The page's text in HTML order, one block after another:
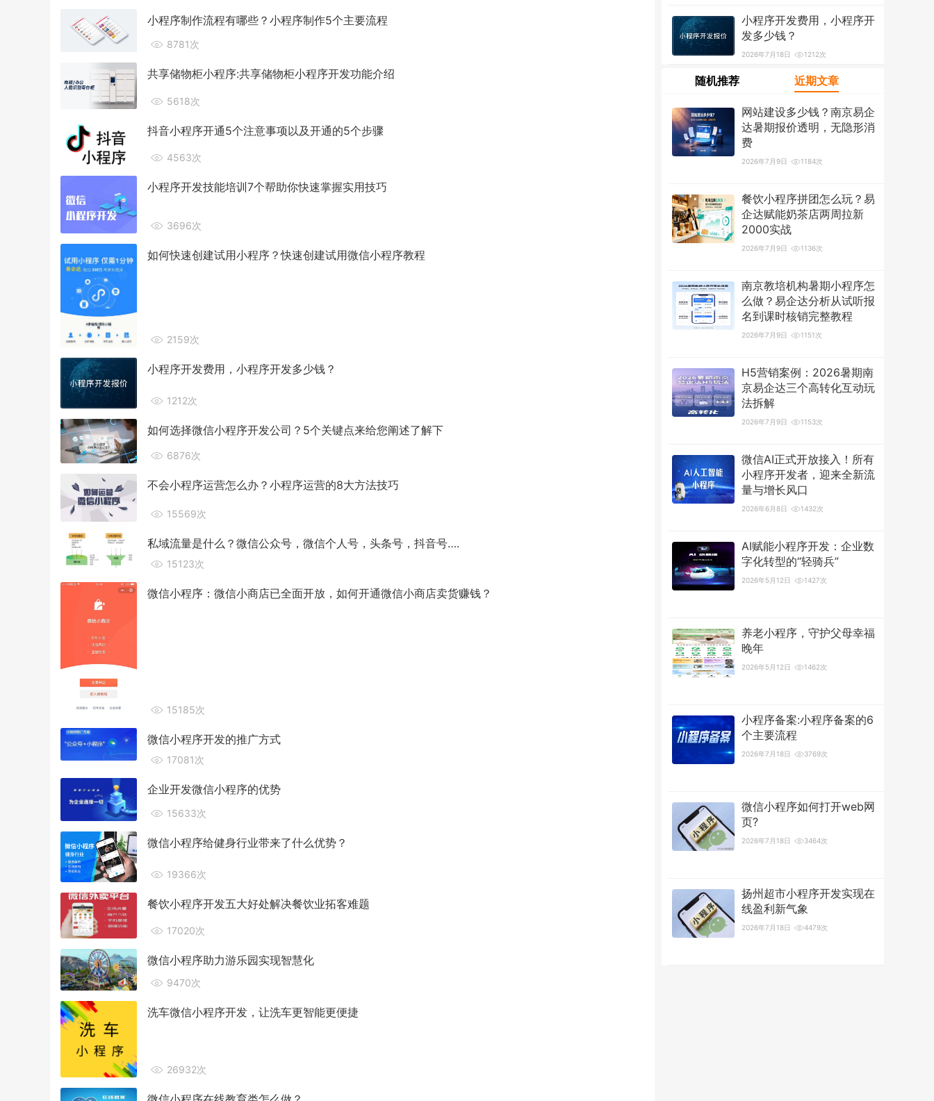
小程序制作流程有哪些？小程序制作5个主要流程
8781次
共享储物柜小程序:共享储物柜小程序开发功能介绍
5618次
抖音小程序开通5个注意事项以及开通的5个步骤
4563次
小程序开发技能培训7个帮助你快速掌握实用技巧
3696次
如何快速创建试用小程序？快速创建试用微信小程序教程
2159次
小程序开发费用，小程序开发多少钱？
1212次
如何选择微信小程序开发公司？5个关键点来给您阐述了解下
6876次
不会小程序运营怎么办？小程序运营的8大方法技巧
15569次
私域流量是什么？微信公众号，微信个人号，头条号，抖音号….
15123次
微信小程序：微信小商店已全面开放，如何开通微信小商店卖货赚钱？
15185次
微信小程序开发的推广方式
17081次
企业开发微信小程序的优势
15633次
微信小程序给健身行业带来了什么优势？
19366次
餐饮小程序开发五大好处解决餐饮业拓客难题
17020次
微信小程序助力游乐园实现智慧化
9470次
洗车微信小程序开发，让洗车更智能更便捷
26932次
小程序开发费用，小程序开
发多少钱？
2026年7月18日 1212次
随机推荐 近期文章
网站建设多少钱？南京易企
达暑期报价透明，无隐形消
费
2026年7月9日 1184次
餐饮小程序拼团怎么玩？易
企达赋能奶茶店两周拉新
2000实战
2026年7月9日 1136次
南京教培机构暑期小程序怎
么做？易企达分析从试听报
名到课时核销完整教程
2026年7月9日 1151次
H5营销案例：2026暑期南
京易企达三个高转化互动玩
法拆解
2026年7月9日 1153次
微信AI正式开放接入！所有
小程序开发者，迎来全新流
量与增长风口
2026年6月8日 1432次
AI赋能小程序开发：企业数
字化转型的“轻骑兵”
2026年5月12日 1427次
养老小程序，守护父母幸福
晚年
2026年5月12日 1462次
小程序备案:小程序备案的6
个主要流程
2026年7月18日 3769次
微信小程序如何打开web网
页?
2026年7月18日 3464次
扬州超市小程序开发实现在
线盈利新气象
2026年7月18日 4479次